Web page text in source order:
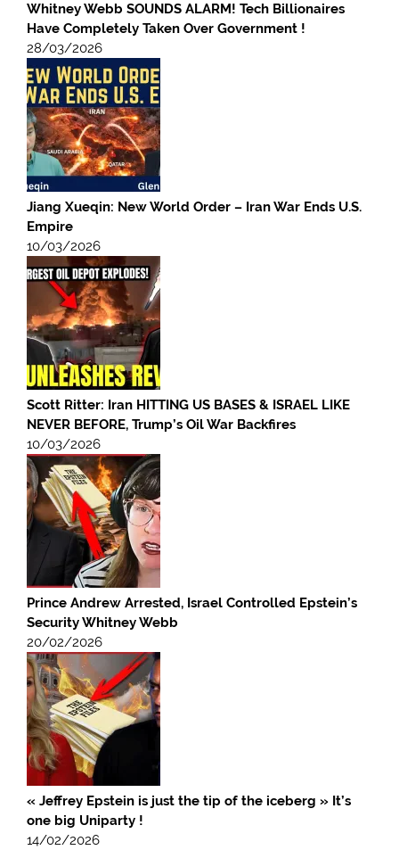
Whitney Webb SOUNDS ALARM! Tech Billionaires
Have Completely Taken Over Government !
28/03/2026
Jiang Xueqin: New World Order – Iran War Ends U.S.
Empire
10/03/2026
Scott Ritter: Iran HITTING US BASES & ISRAEL LIKE
NEVER BEFORE, Trump’s Oil War Backfires
10/03/2026
Prince Andrew Arrested, Israel Controlled Epstein’s
Security Whitney Webb
20/02/2026
« Jeffrey Epstein is just the tip of the iceberg » It’s
one big Uniparty !
14/02/2026